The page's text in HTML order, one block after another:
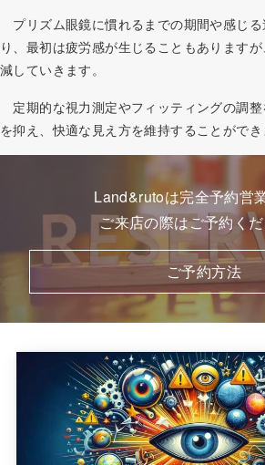
プリズム眼鏡に慣れるまでの期間や感じ
り、最初は疲労感が生じることもあります
減していきます。
定期的な視力測定やフィッティングの調
を抑え、快適な見え方を維持することができ
Land&rutoは完全予約営
ご来店の際はご予約く
ご予約方法